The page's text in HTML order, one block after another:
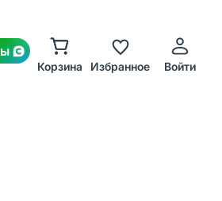
Корзина Избранное Войти